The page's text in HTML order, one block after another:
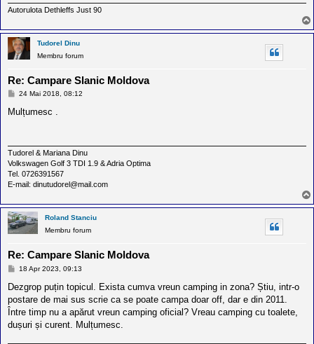
Autorulota Dethleffs Just 90
Tudorel Dinu
Membru forum
Re: Campare Slanic Moldova
M
s
24 Mai 2018, 08:12
Mulțumesc .
Tudorel & Mariana Dinu
Volkswagen Golf 3 TDI 1.9 & Adria Optima
Tel. 0726391567
E-mail: dinutudorel@mail.com
Roland Stanciu
Membru forum
Re: Campare Slanic Moldova
M
s
j
18 Apr 2023, 09:13
Dezgrop puțin topicul. Exista cumva vreun camping in zona? Știu, intr-o
postare de mai sus scrie ca se poate campa doar off, dar e din 2011.
Între timp nu a apărut vreun camping oficial? Vreau camping cu toalete,
dușuri și curent. Mulțumesc.